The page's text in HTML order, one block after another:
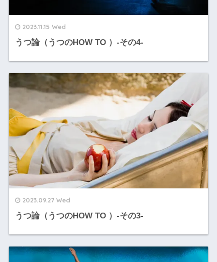
2023.11.15 Wed
うつ論（うつのHOW TO ）-その4-
2023.09.27 Wed
うつ論（うつのHOW TO ）-その3-